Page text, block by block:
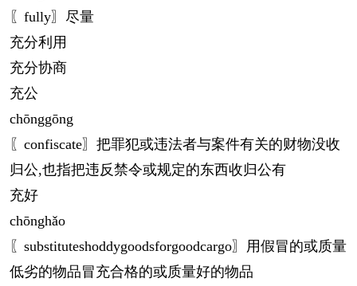
〖fully〗尽量
充分利用
充分协商
充公
chōnggōng
〖confiscate〗把罪犯或违法者与案件有关的财物没收
归公,也指把违反禁令或规定的东西收归公有
充好
chōnghǎo
〖substituteshoddygoodsforgoodcargo〗用假冒的或质量
低劣的物品冒充合格的或质量好的物品